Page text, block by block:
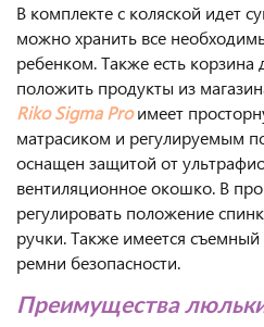
В комплекте с коляской идет
можно хранить все
ребенком. Также есть
положить продукты из
Riko Sigma Proимеет
матрасиком и регулируемым
оснащен защитой от
вентиляционное окошко. В
регулировать положение
ручки. Также имеется
ремни безопасности.
Преимущества